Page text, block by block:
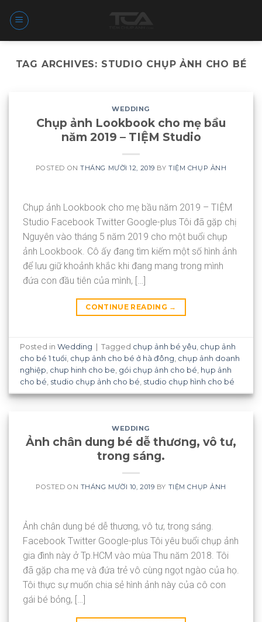
TAG ARCHIVES: STUDIO CHỤP ẢNH CHO BÉ
WEDDING
Chụp ảnh Lookbook cho mẹ bầu
năm 2019 – TIỆM Studio
POSTED ONTHÁNG MƯỜI 12, 2019 BYTIỆM CHỤP ẢNH
Chụp ảnh Lookbook cho mẹ bầu năm 2019 – TIỆM
Studio Facebook Twitter Google-plus Tôi đã gặp chị
Nguyên vào tháng 5 năm 2019 cho một buổi chụp
ảnh Lookbook. Cô ấy đang tìm kiếm một số hình ảnh
để lưu giữ khoảnh khắc khi đang mang trong mình
đứa con đầu tiên của mình, […]
CONTINUE READING →
Posted inWedding Tagged chụp ảnh bé yêu chụp ảnh
cho bé 1 tuổi chụp ảnh cho bé ở hà đông chụp ảnh doanh
nghiệp chup hinh cho be gói chụp ảnh cho bé hụp ảnh
cho bé studio chụp ảnh cho bé studio chụp hình cho bé
WEDDING
Ảnh chân dung bé dễ thương, vô tư,
trong sáng.
POSTED ON THÁNG MƯỜI 10, 2019 BY TIỆM CHỤP ẢNH
Ảnh chân dung bé dễ thương, vô tư, trong sáng.
Facebook Twitter Google-plus Tôi yêu buổi chụp ảnh
gia đình này ở Tp.HCM vào mùa Thu năm 2018. Tôi
đã gặp cha mẹ và đứa trẻ vô cùng ngọt ngào của họ.
Tôi thực sự muốn chia sẻ hình ảnh này của cô con
gái bé bỏng, […]